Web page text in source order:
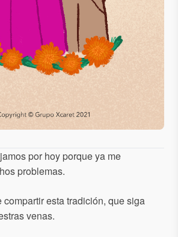
por hoy porque ya me
problemas.
compartir esta tradición, que siga
venas.